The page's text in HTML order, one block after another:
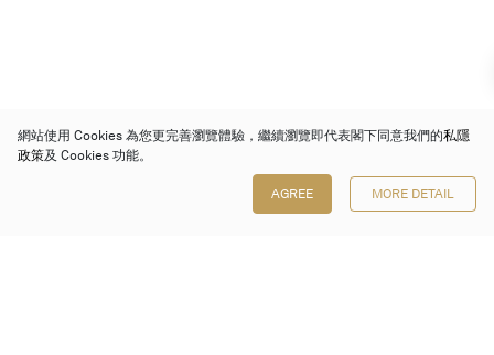
網站使用 Cookies 為您更完善瀏覽體驗，繼續瀏覽即代表閣下同意我們的私隱
政策及 Cookies 功能。
AGREE MORE DETAIL